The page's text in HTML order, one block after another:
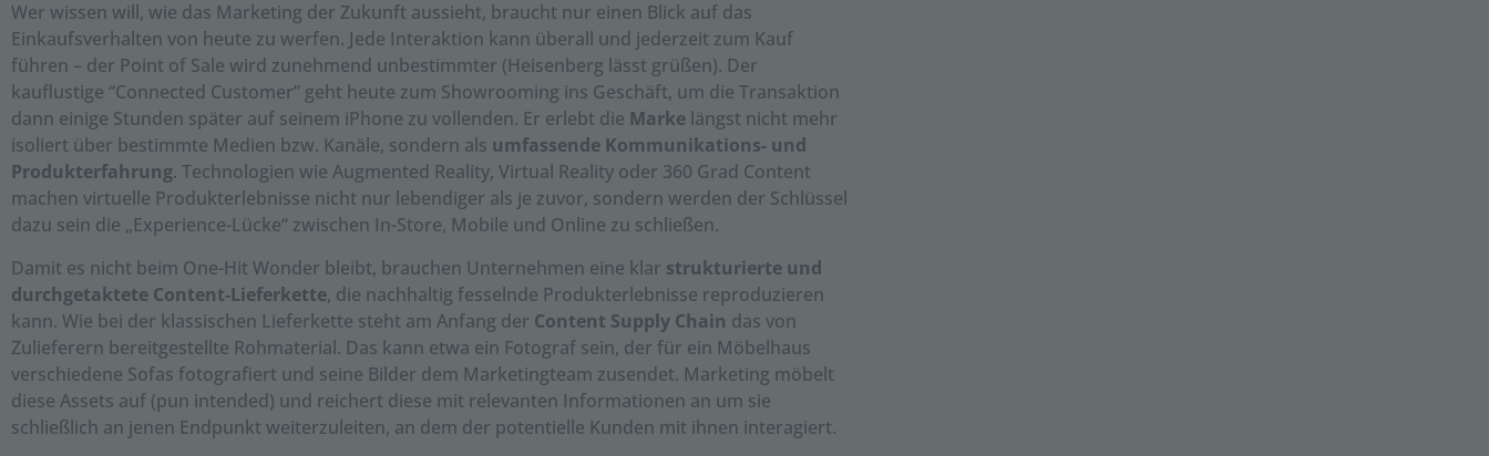
Wer wissen will, wie das Marketing der Zukunft aussieht, braucht nur einen Blick auf das
Einkaufsverhalten von heute zu werfen. Jede Interaktion kann überall und jederzeit zum Kauf
führen – der Point of Sale wird zunehmend unbestimmter (Heisenberg lässt grüßen). Der
kauflustige “Connected Customer” geht heute zum Showrooming ins Geschäft, um die Transaktion
dann einige Stunden später auf seinem iPhone zu vollenden. Er erlebt die Marke längst nicht mehr
isoliert über bestimmte Medien bzw. Kanäle, sondern als umfassende Kommunikations- und
Produkterfahrung. Technologien wie Augmented Reality, Virtual Reality oder 360 Grad Content
machen virtuelle Produkterlebnisse nicht nur lebendiger als je zuvor, sondern werden der Schlüssel
dazu sein die „Experience-Lücke“ zwischen In-Store, Mobile und Online zu schließen.
Damit es nicht beim One-Hit Wonder bleibt, brauchen Unternehmen eine klar strukturierte und
durchgetaktete Content-Lieferkette, die nachhaltig fesselnde Produkterlebnisse reproduzieren
kann. Wie bei der klassischen Lieferkette steht am Anfang der Content Supply Chain das von
Zulieferern bereitgestellte Rohmaterial. Das kann etwa ein Fotograf sein, der für ein Möbelhaus
verschiedene Sofas fotografiert und seine Bilder dem Marketingteam zusendet. Marketing möbelt
diese Assets auf (pun intended) und reichert diese mit relevanten Informationen an um sie
schließlich an jenen Endpunkt weiterzuleiten, an dem der potentielle Kunden mit ihnen interagiert.